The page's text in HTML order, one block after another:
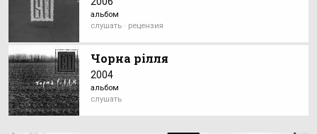
альбом
слушать · рецензия
Чорна рілля
2004
альбом
слушать